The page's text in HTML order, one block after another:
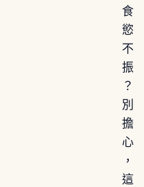
食
慾
不
振
？
別
擔
心
，
這